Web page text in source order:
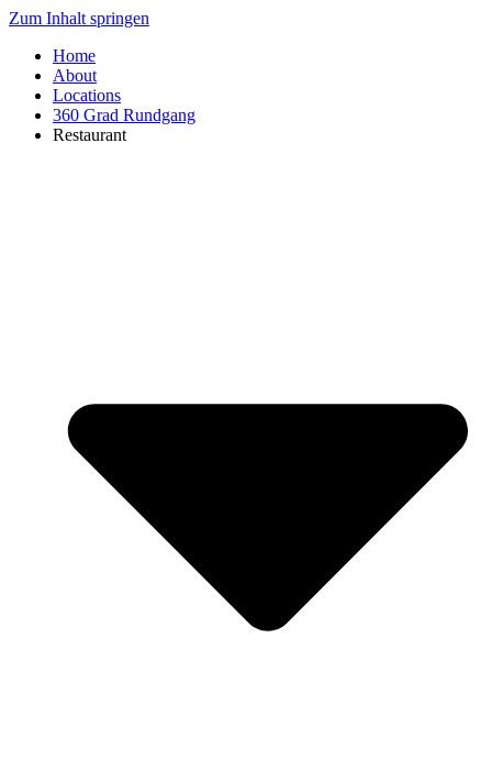
Zum Inhalt springen
Home
About
Locations
360 Grad Rundgang
Restaurant